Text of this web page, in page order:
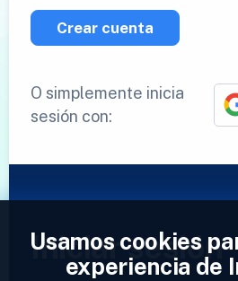
Crear cuenta
O simplemente inicia
sesión con:
Iniciar sesión
Usamos cookies
experiencia de